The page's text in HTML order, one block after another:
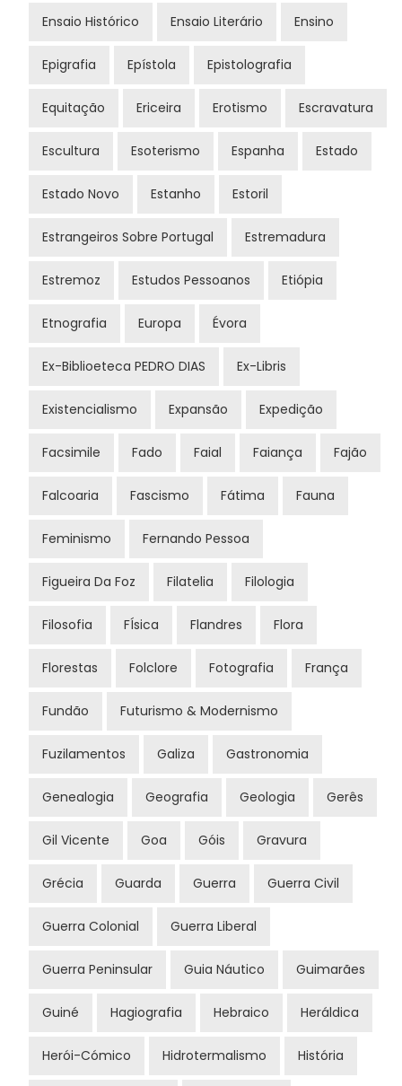
Ensaio Histórico Ensaio Literário Ensino
Epigrafia Epístola Epistolografia
Equitação Ericeira Erotismo Escravatura
Escultura Esoterismo Espanha Estado
Estado Novo Estanho Estoril
Estrangeiros Sobre Portugal Estremadura
Estremoz Estudos Pessoanos Etiópia
Etnografia Europa Évora
Ex-Biblioeteca PEDRO DIAS Ex-Libris
Existencialismo Expansão Expedição
Facsimile Fado Faial Faiança Fajão
Falcoaria Fascismo Fátima Fauna
Feminismo Fernando Pessoa
Figueira Da Foz Filatelia Filologia
Filosofia FÍsica Flandres Flora
Florestas Folclore Fotografia França
Fundão Futurismo & Modernismo
Fuzilamentos Galiza Gastronomia
Genealogia Geografia Geologia Gerês
Gil Vicente Goa Góis Gravura
Grécia Guarda Guerra Guerra Civil
Guerra Colonial Guerra Liberal
Guerra Peninsular Guia Náutico Guimarães
Guiné Hagiografia Hebraico Heráldica
Herói-Cómico Hidrotermalismo História